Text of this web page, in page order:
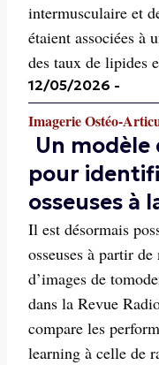
intermusculaire et
étaient associées à
des taux de lipides
12/05/2026 -
Imagerie Ostéo-
Un modèle
pour
osseuses à
Il est désormais
osseuses à partir
d’images de
dans la Revue
compare les
learning à celle de